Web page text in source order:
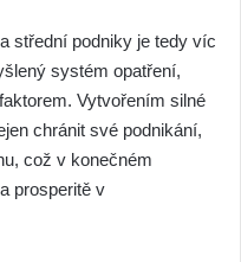
střední podniky je tedy víc
systém opatření,
Vytvořením silné
chránit své podnikání,
což v konečném
prosperitě v